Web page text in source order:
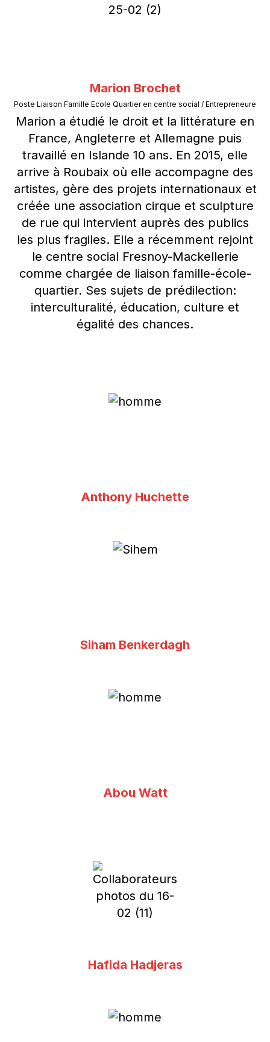
Marion Brochet
Poste Liaison Famille Ecole Quartier en centre social / Entrepreneure
Marion a étudié le droit et la littérature en
France, Angleterre et Allemagne puis
travaillé en Islande 10 ans. En 2015, elle
arrive à Roubaix où elle accompagne des
artistes, gère des projets internationaux et
créée une association cirque et sculpture
de rue qui intervient auprès des publics
les plus fragiles. Elle a récemment rejoint
le centre social Fresnoy-Mackellerie
comme chargée de liaison famille-école-
quartier. Ses sujets de prédilection:
interculturalité, éducation, culture et
égalité des chances.
Anthony Huchette
Siham Benkerdagh
Abou Watt
Hafida Hadjeras